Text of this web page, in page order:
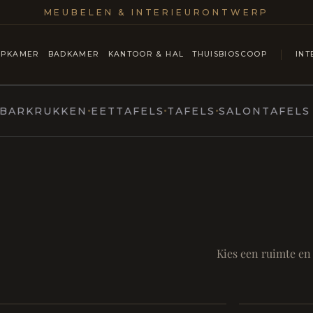
MEUBELEN & INTERIEURONTWERP
BADKAMER KANTOOR & HAL THUISBIOSCOOP
EETTAFELS TAFELS SALONTAFELS &
Kies een ruimte